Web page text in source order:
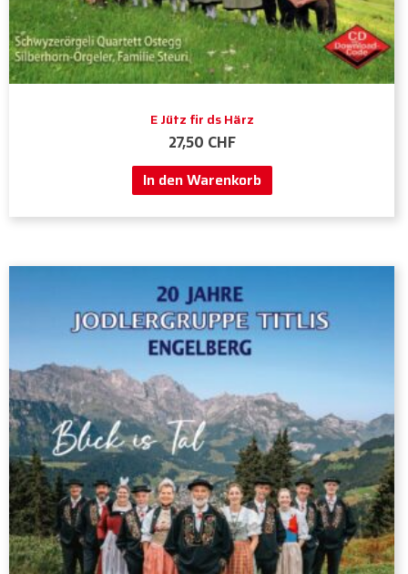
E Jütz fir ds Härz
27,50 CHF
In den Warenkorb